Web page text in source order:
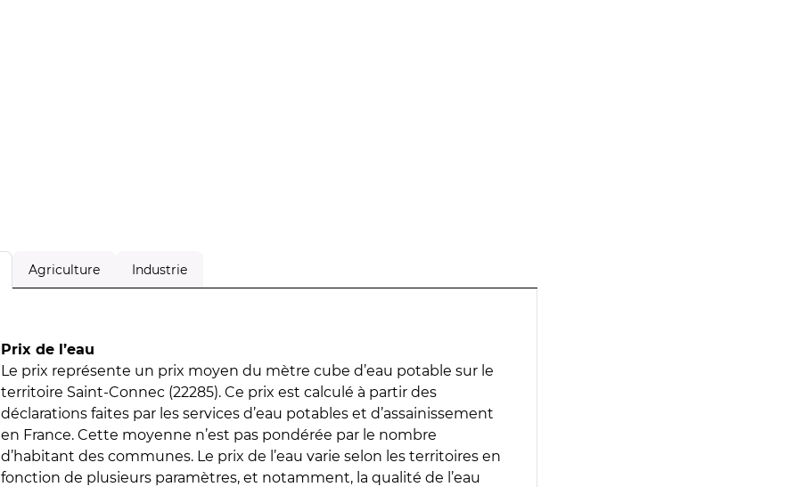
Agriculture Industrie
Prix de l’eau
Le prix représente un prix moyen du mètre cube d’eau potable sur le
territoire Saint-Connec (22285). Ce prix est calculé à partir des
déclarations faites par les services d’eau potables et d’assainissement
en France. Cette moyenne n’est pas pondérée par le nombre
d’habitant des communes. Le prix de l’eau varie selon les territoires en
fonction de plusieurs paramètres, et notamment, la qualité de l’eau